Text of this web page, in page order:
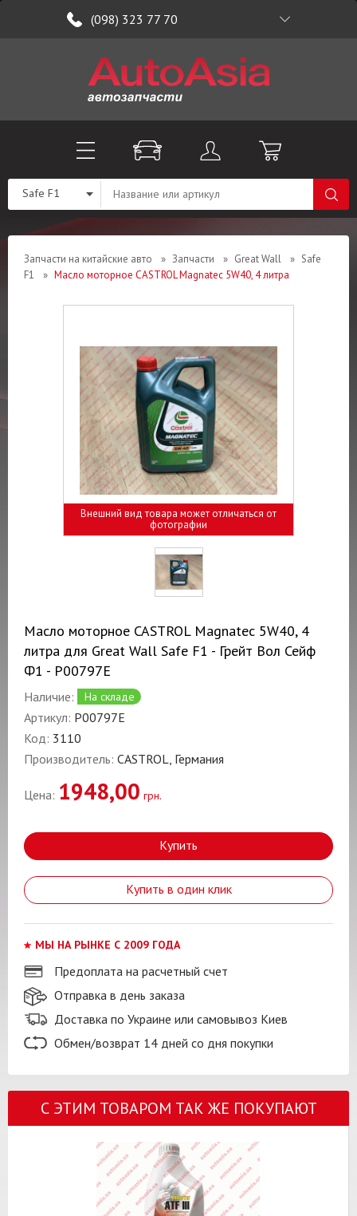
(098) 323 77 70
Safe F1
Запчасти на китайские авто » Запчасти » Great Wall » Safe
F1
» Масло моторное CASTROL Magnatec 5W40, 4 литра
Внешний вид товара может отличаться от
фотографии
Масло моторное CASTROL Magnatec 5W40, 4
литра для Great Wall Safe F1 - Грейт Вол Сейф
Ф1 - P00797E
Наличие: На складе
Артикул: P00797E
Код: 3110
Производитель: CASTROL, Германия
Цена: 1948,00 грн.
Купить
Купить в один клик
МЫ НА РЫНКЕ С 2009 ГОДА
Предоплата на расчетный счет
Отправка в день заказа
Доставка по Украине или самовывоз Киев
Обмен/возврат 14 дней со дня покупки
С ЭТИМ ТОВАРОМ ТАК ЖЕ ПОКУПАЮТ